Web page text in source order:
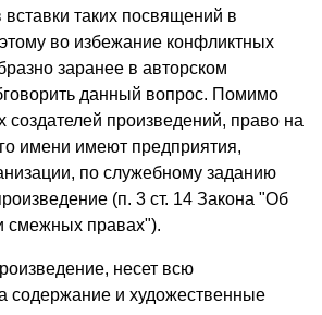
таких посвящений в
во избежание конфликтных
заранее в авторском
данный вопрос. Помимо
создателей произве­дений, право на
имени имеют предприятия,
по служебному заданию
(п. 3 ст. 14 Закона "Об
смежных правах").
несет всю
содержание и художественные